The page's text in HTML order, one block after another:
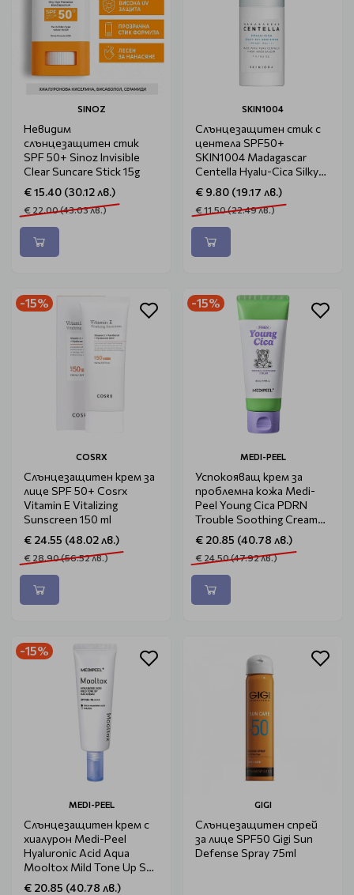
SINOZ
Невидим
слънцезащитен стик
SPF 50+ Sinoz Invisible
Clear Suncare Stick 15g
€ 15.40 (30.12 лв.)
€ 22.00 (43.03 лв.)
SKIN1004
Слънцезащитен стик с
центела SPF50+
SKIN1004 Madagascar
Centella Hyalu-Cica Silky-
Fit Sun Stick 7g
€ 9.80 (19.17 лв.)
€ 11.50 (22.49 лв.)
-15%
COSRX
Слънцезащитен крем за
лице SPF 50+ Cosrx
Vitamin E Vitalizing
Sunscreen 150 ml
€ 24.55 (48.02 лв.)
€ 28.90 (56.52 лв.)
-15%
MEDI-PEEL
Успокояващ крем за
проблемна кожа Medi-
Peel Young Cica PDRN
Trouble Soothing Cream
80ml
€ 20.85 (40.78 лв.)
€ 24.50 (47.92 лв.)
-15%
MEDI-PEEL
Слънцезащитен крем с
хиалурон Medi-Peel
Hyaluronic Acid Aqua
Mooltox Mild Tone Up Sun
Cream SPF 50+ 50ml
€ 20.85 (40.78 лв.)
GIGI
Слънцезащитен спрей
за лице SPF50 Gigi Sun
Defense Spray 75ml